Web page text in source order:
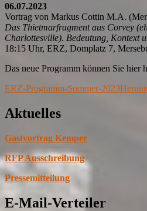
06.07.2023
Vortrag von Markus Cottin M.A.
Das Thietmarfragment aus Corvey
Charlottesville). Bedeutung, Kontext
18:15 Uhr, ERZ, Domplatz 7,
Das neue Programm können Sie hier
ERZ-Programm-Sommer-2023
Aktuelles
Gastvortrag Kemper
RFP Ausschreibung
Pressemitteilung
E-Mail-Verteiler